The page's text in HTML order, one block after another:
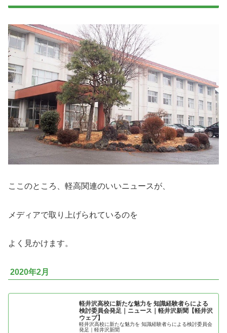
ここのところ、軽高関連のいいニュースが、
メディアで取り上げられているのを
よく見かけます。
2020年2月
軽井沢高校に新たな魅力を 知識経験者らによる
検討委員会発足｜ニュース｜軽井沢新聞【軽井沢
ウェブ】
軽井沢高校に新たな魅力を 知識経験者らによる検討委員会
発足｜軽井沢新聞